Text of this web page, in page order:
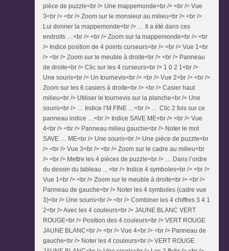
pièce de puzzle<br /> Une mappemonde<br /> <br /> Vue
3<br /> <br /> Zoom sur le monsieur au milieu<br /> <br />
Lui donner la mappemonde<br /> … Il a été dans ces
endroits …<br /> <br /> Zoom sur la mappemonde<br /> <br
/> Indice position de 4 points curseurs<br /> <br /> Vue 1<br
/> <br /> Zoom sur le meuble à droite<br /> <br /> Panneau
de droite<br /> Clic sur les 4 curseurs<br /> 1 0 2 1<br />
Une souris<br /> Un tournevis<br /> <br /> Vue 2<br /> <br />
Zoom sur les 6 casiers à droite<br /> <br /> Casier haut
milieu<br /> Utiliser le tournevis sur la planche<br /> Une
souris<br /> … Indice I’M FINE …<br /> … Clic 2 fois sur ce
panneau indice …<br /> Indice SAVE ME<br /> <br /> Vue
4<br /> <br /> Panneau milieu gauche<br /> Noter le mot
SAVE … ME<br /> Une souris<br /> Une pièce de puzzle<br
/> <br /> Vue 3<br /> <br /> Zoom sur le cadre au milieu<br
/> <br /> Mettre les 4 pièces de puzzle<br /> … Dans l’ordre
du dessin du tableau …<br /> Indice 4 symboles<br /> <br />
Vue 1<br /> <br /> Zoom sur le meuble à droite<br /> <br />
Panneau de gauche<br /> Noter les 4 symboles (cadre vue
3)<br /> Une souris<br /> <br /> Combiner les 4 chiffres 3 4 1
2<br /> Avec les 4 couleurs<br /> JAUNE BLANC VERT
ROUGE<br /> Position des 4 couleurs<br /> VERT ROUGE
JAUNE BLANC<br /> <br /> Vue 4<br /> <br /> Panneau de
gauche<br /> Noter les 4 couleurs<br /> VERT ROUGE